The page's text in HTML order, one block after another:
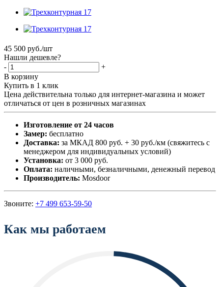
45 500 руб./шт
Нашли дешевле?
-
+
В корзину
Купить в 1 клик
Цена действительна только для интернет-магазина и может
отличаться от цен в розничных магазинах
Изготовление от 24 часов
Замер: бесплатно
Доставка: за МКАД 800 руб. + 30 руб./км (свяжитесь с
менеджером для индивидуальных условий)
Установка: от 3 000 руб.
Оплата: наличными, безналичными, денежный перевод
Производитель: Mosdoor
Звоните: +7 499 653-59-50
Как мы работаем